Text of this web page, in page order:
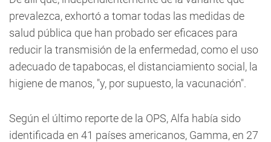
prevalezca, exhortó a tomar todas las medidas de
salud pública que han probado ser eficaces para
reducir la transmisión de la enfermedad, como el uso
adecuado de tapabocas, el distanciamiento social, la
higiene de manos, "y, por supuesto, la vacunación".
Según el último reporte de la OPS, Alfa había sido
identificada en 41 países americanos, Gamma, en 27